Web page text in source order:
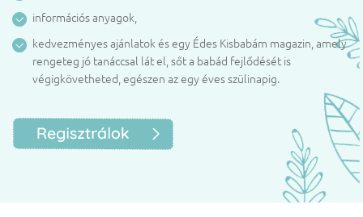
információs anyagok,
kedvezményes ajánlatok és egy Édes Kisbabám magazin, amely
rengeteg jó tanáccsal lát el, sőt a babád fejlődését is
végigkövetheted, egészen az egy éves szülinapig.